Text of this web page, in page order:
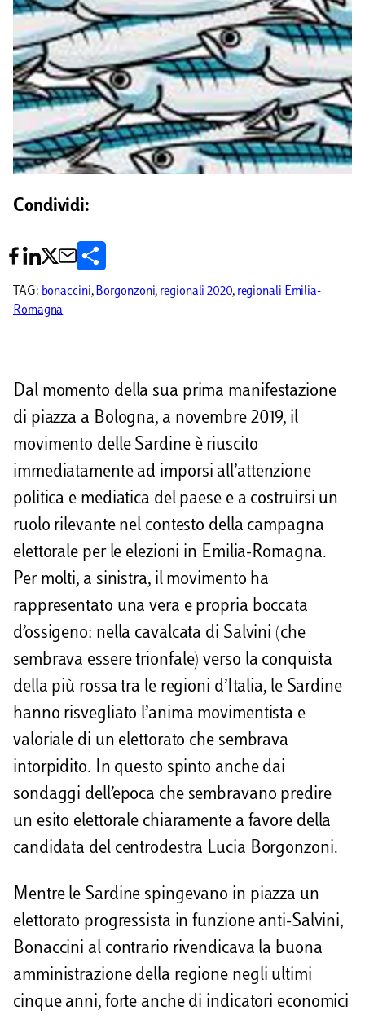
Condividi:
TAG: bonaccini, Borgonzoni, regionali 2020, regionali Emilia-
Romagna
Dal momento della sua prima manifestazione
di piazza a Bologna, a novembre 2019, il
movimento delle Sardine è riuscito
immediatamente ad imporsi all’attenzione
politica e mediatica del paese e a costruirsi un
ruolo rilevante nel contesto della campagna
elettorale per le elezioni in Emilia-Romagna.
Per molti, a sinistra, il movimento ha
rappresentato una vera e propria boccata
d’ossigeno: nella cavalcata di Salvini (che
sembrava essere trionfale) verso la conquista
della più rossa tra le regioni d’Italia, le Sardine
hanno risvegliato l’anima movimentista e
valoriale di un elettorato che sembrava
intorpidito. In questo spinto anche dai
sondaggi dell’epoca che sembravano predire
un esito elettorale chiaramente a favore della
candidata del centrodestra Lucia Borgonzoni.
Mentre le Sardine spingevano in piazza un
elettorato progressista in funzione anti-Salvini,
Bonaccini al contrario rivendicava la buona
amministrazione della regione negli ultimi
cinque anni, forte anche di indicatori economici